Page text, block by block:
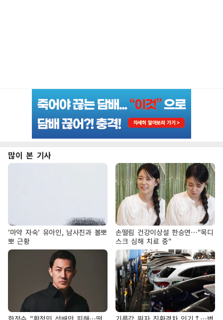
많이 본 기사
'마약 자숙' 유아인, 남사친과 볼뽀
뽀 근황
손떨림 건강이상설 한승연…"목디
스크 심해 치료 중"